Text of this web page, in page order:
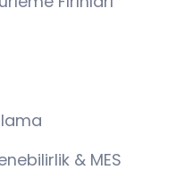
& MES